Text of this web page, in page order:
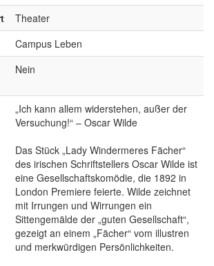
Theater
Campus Leben
Nein
„Ich kann allem widerstehen, außer der
Versuchung!“ – Oscar Wilde
Das Stück „Lady Windermeres Fächer“
des irischen Schriftstellers Oscar Wilde ist
eine Gesellschaftskomödie, die 1892 in
London Premiere feierte. Wilde zeichnet
mit Irrungen und Wirrungen ein
Sittengemälde der „guten Gesellschaft“,
gezeigt an einem „Fächer“ vom illustren
und merkwürdigen Persönlichkeiten.